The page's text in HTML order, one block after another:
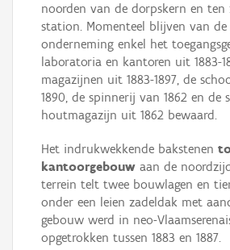
noorden van de dorpskern en
station. Momenteel blijven van
onderneming enkel het
laboratoria en kantoren uit 1883-
magazijnen uit 1883-1897, de
1890, de spinnerij van 1862 en de
houtmagazijn uit 1862 bewaard.
Het indrukwekkende bakstenen
kantoorgebouw aan de
terrein telt twee bouwlagen en
onder een leien zadeldak met
gebouw werd in neo-
opgetrokken tussen 1883 en 1887.